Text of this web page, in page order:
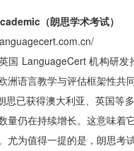
（朗思学术考试）
国 LanguageCert 机构研
洲语言教学与评估框架性共
思已获得澳大利亚、英国等
量仍在持续增长。这意味着
尤为值得一提的是，朗思考